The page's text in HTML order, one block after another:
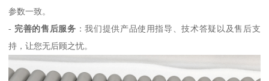
参数一致。
- 完善的售后服务 ：我们提供产品使用指导、技术答疑以及售后支
持，让您无后顾之忧。